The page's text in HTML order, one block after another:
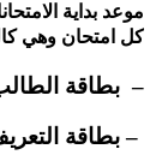
موعد بداية
كل امتحان وهي
– بطاقة
– بطاقة